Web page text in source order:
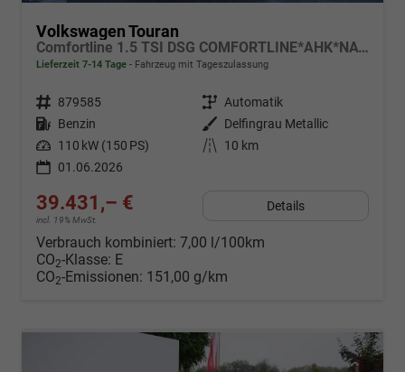
Volkswagen Touran
Comfortline 1.5 TSI DSG COMFORTLINE*AHK*NAVI*ACC*PDC*LED*SHZ*KAMERA*7-SITZER*17-ZOLL
Lieferzeit 7-14 Tage Fahrzeug mit Tageszulassung
Fahrzeugnr. 879585 Getriebe Automatik
Kraftstoff Benzin Außenfarbe
Delfingrau Metallic
Leistung 110 kW (150 PS) Kilometerstand
10 km
01.06.2026
39.431,– €
incl. 19% MwSt.
Details
Verbrauch kombiniert: 7,00 l/100km
CO2-Klasse: E
CO2-Emissionen: 151,00 g/km